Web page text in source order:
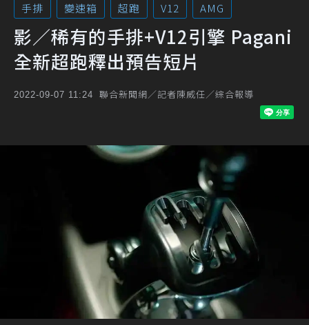
手排 變速箱 超跑 V12 AMG
影／稀有的手排+V12引擎 Pagani
全新超跑釋出預告短片
2022-09-07 11:24 聯合新聞網／記者陳威任／綜合報導